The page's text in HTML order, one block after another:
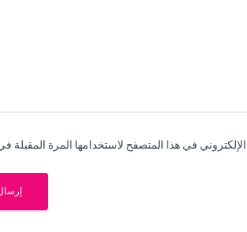
في هذا المتصفح لاستخدامها المرة المقبلة